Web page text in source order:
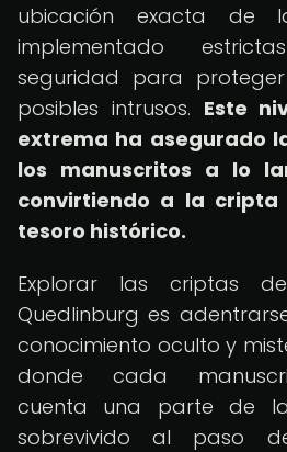
ubicación exacta
implementado
seguridad para
posibles intrusos. Este
extrema ha asegurado
los manuscritos a lo
convirtiendo a la cripta
tesoro histórico.
Explorar las criptas
Quedlinburg es
conocimiento oculto y
donde cada
cuenta una parte de
sobrevivido al paso